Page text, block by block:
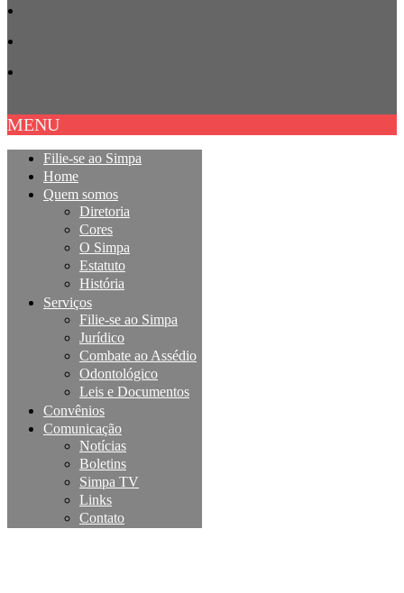
MENU
Filie-se ao Simpa
Home
Quem somos
Diretoria
Cores
O Simpa
Estatuto
História
Serviços
Filie-se ao Simpa
Jurídico
Combate ao Assédio
Odontológico
Leis e Documentos
Convênios
Comunicação
Notícias
Boletins
Simpa TV
Links
Contato